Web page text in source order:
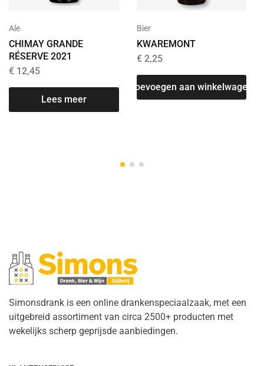
Ale
CHIMAY GRANDE
RÉSERVE 2021
€ 12,45
Lees meer
Bier
KWAREMONT
€2,25
Toevoegen aan winkelwagen
Simonsdrank is een online drankenspeciaalzaak, met een
uitgebreid assortiment van circa 2500+ producten met
wekelijks scherp geprijsde aanbiedingen.